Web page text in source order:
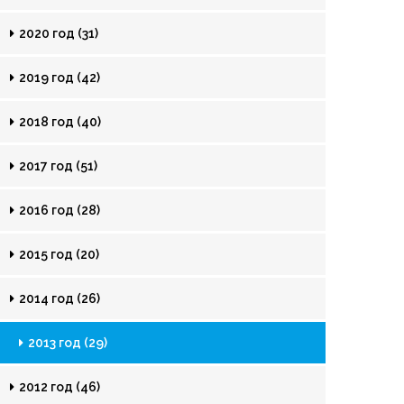
2020 год (31)
2019 год (42)
2018 год (40)
2017 год (51)
2016 год (28)
2015 год (20)
2014 год (26)
2013 год (29)
2012 год (46)